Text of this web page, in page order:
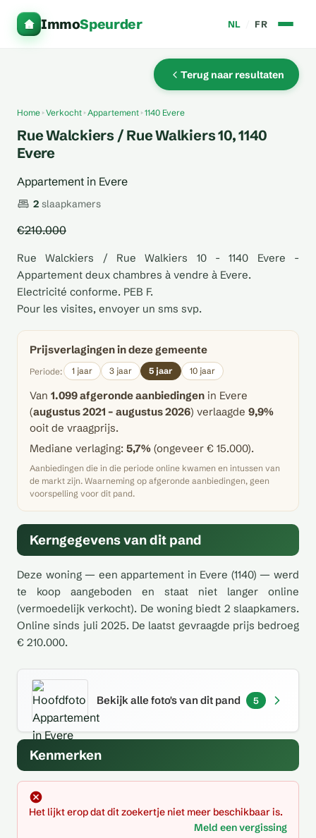
ImmoSpeurder NL FR
Terug naar resultaten
Home Verkocht Appartement 1140 Evere
Rue Walckiers / Rue Walkiers 10, 1140
Evere
Appartement in Evere
2 slaapkamers
€210.000
Rue Walckiers / Rue Walkiers 10 - 1140 Evere -
Appartement deux chambres à vendre à Evere.
Electricité conforme. PEB F.
Pour les visites, envoyer un sms svp.
Prijsverlagingen in deze gemeente
Periode: 1 jaar 3 jaar 5 jaar 10 jaar
Van 1.099 afgeronde aanbiedingen in Evere
(augustus 2021 – augustus 2026) verlaagde 9,9%
ooit de vraagprijs.
Mediane verlaging: 5,7% (ongeveer € 15.000).
Aanbiedingen die in die periode online kwamen en intussen van
de markt zijn. Waarneming op afgeronde aanbiedingen, geen
voorspelling voor dit pand.
Kerngegevens van dit pand
Deze woning — een appartement in Evere (1140) — werd
te koop aangeboden en staat niet langer online
(vermoedelijk verkocht). De woning biedt 2 slaapkamers.
Online sinds juli 2025. De laatst gevraagde prijs bedroeg
€ 210.000.
Bekijk alle foto's van dit pand 5
Kenmerken
Het lijkt erop dat dit zoekertje niet meer beschikbaar is.
Meld een vergissing